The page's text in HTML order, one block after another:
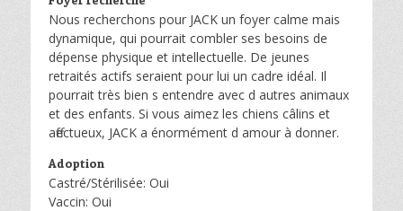
Nous recherchons pour JACK un foyer calme mais
dynamique, qui pourrait combler ses besoins de
dépense physique et intellectuelle. De jeunes
retraités actifs seraient pour lui un cadre idéal. Il
pourrait très bien s entendre avec d autres animaux
et des enfants. Si vous aimez les chiens câlins et
affectueux, JACK a énormément d amour à donner.
Adoption
Castré/Stérilisée: Oui
Vaccin: Oui